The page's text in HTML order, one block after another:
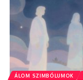
ÁLOM SZIMBÓLUMOK